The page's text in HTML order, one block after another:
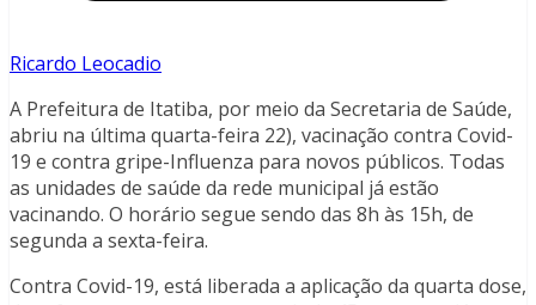
Ricardo Leocadio
A Prefeitura de Itatiba, por meio da Secretaria de Saúde,
abriu na última quarta-feira 22), vacinação contra Covid-
19 e contra gripe-Influenza para novos públicos. Todas
as unidades de saúde da rede municipal já estão
vacinando. O horário segue sendo das 8h às 15h, de
segunda a sexta-feira.
Contra Covid-19, está liberada a aplicação da quarta dose,